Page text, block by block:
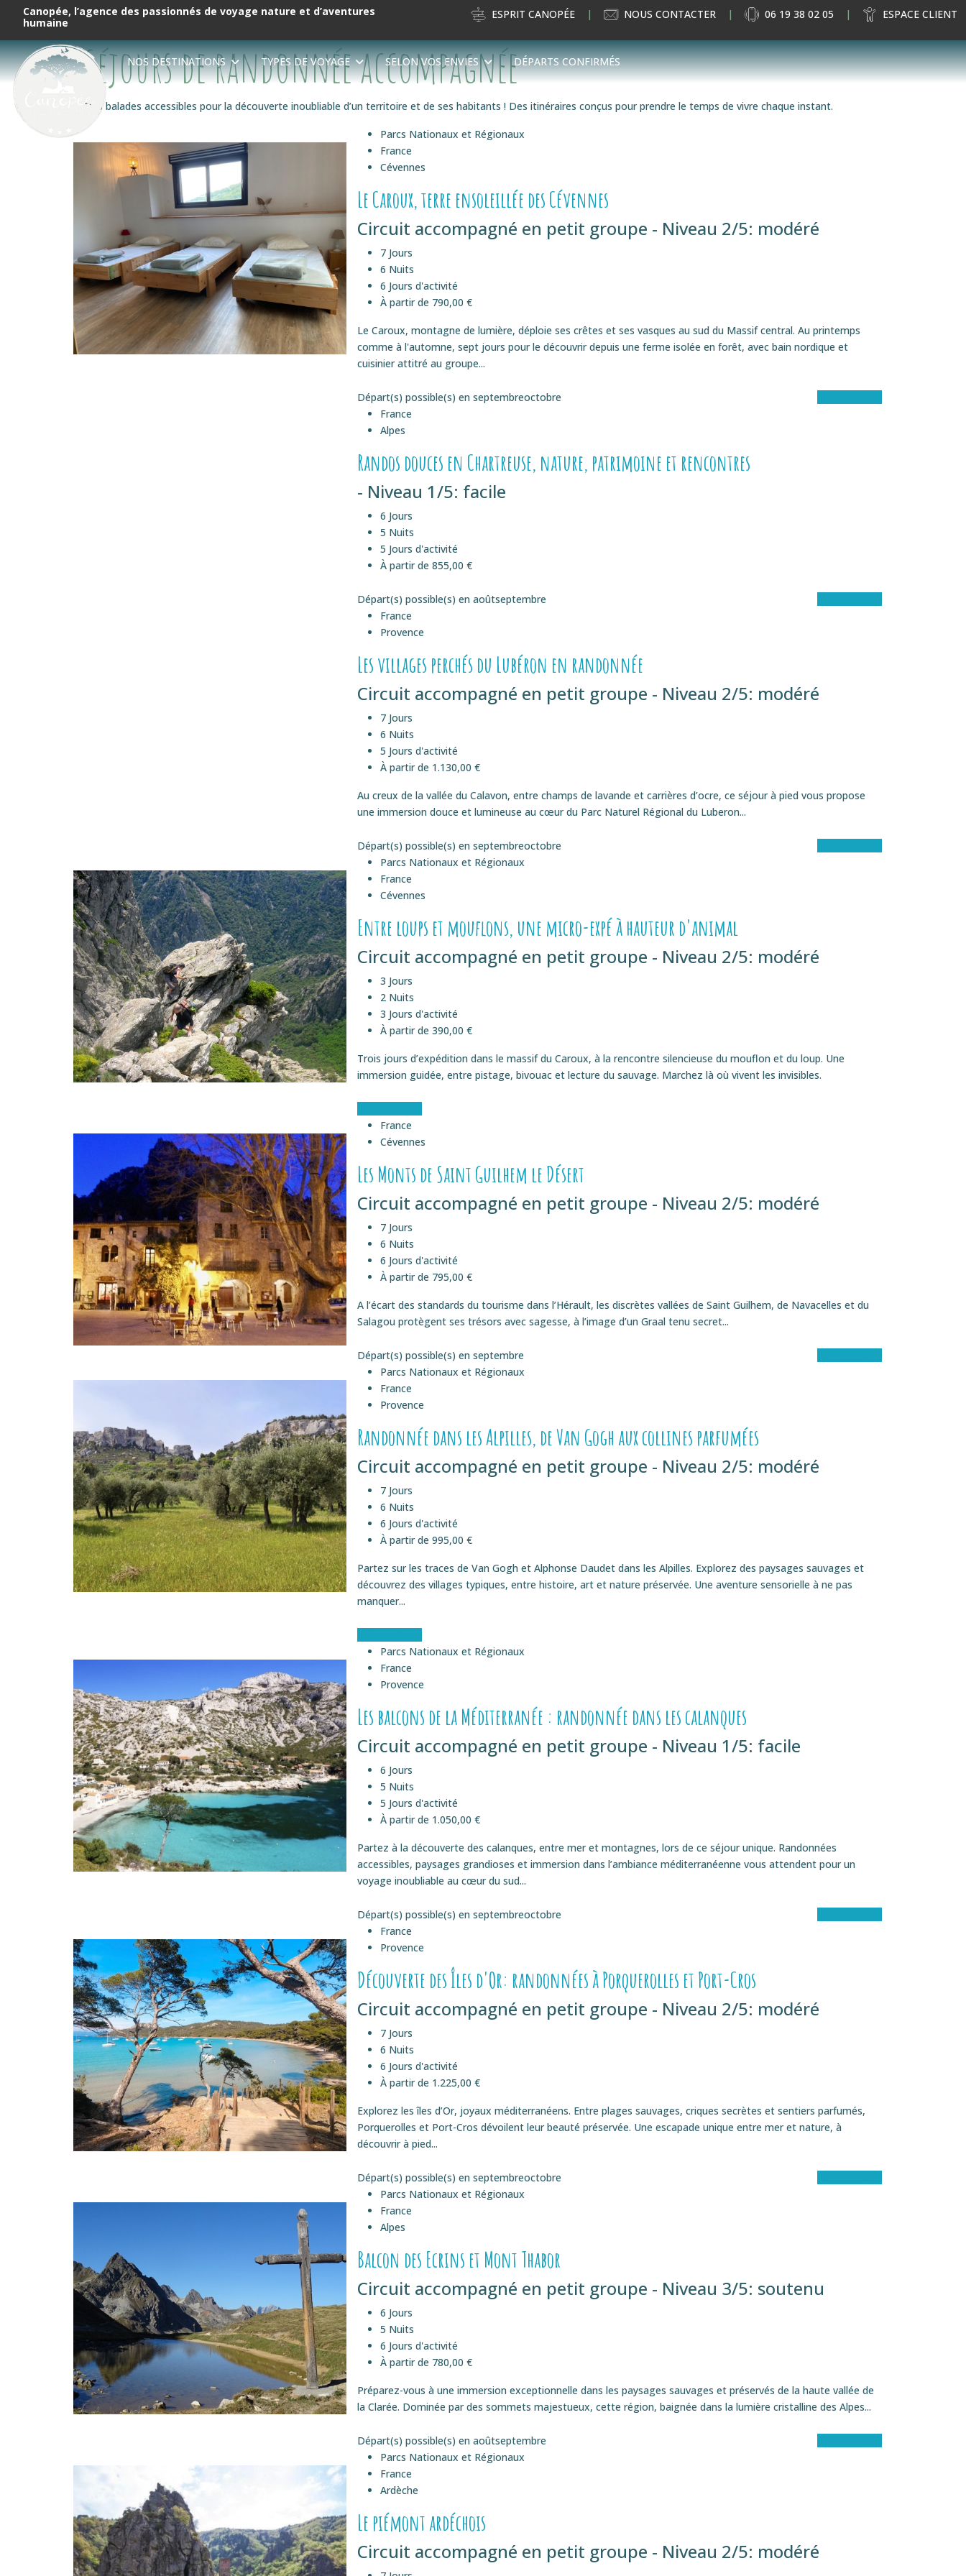
Canopée, l’agence des passionnés de voyage nature et d’aventures
humaine
ESPRIT CANOPÉE NOUS CONTACTER 06 19 38 02 05 ESPACE CLIENT
NOS DESTINATIONS TYPES DE VOYAGE SELON VOS ENVIES DÉPARTS CONFIRMÉS
Séjours de randonnée accompagnée
Des balades accessibles pour la découverte inoubliable d’un territoire et de ses habitants ! Des itinéraires conçus pour prendre le temps de vivre chaque instant.
EN éTOILE
Parcs Nationaux et Régionaux
France
Cévennes
Le Caroux, terre ensoleillée des Cévennes
Circuit accompagné en petit groupe - Niveau 2/5: modéré
7 Jours
6 Nuits
6 Jours d'activité
À partir de 790,00 €
Le Caroux, montagne de lumière, déploie ses crêtes et ses vasques au sud du Massif central. Au printemps
comme à l'automne, sept jours pour le découvrir depuis une ferme isolée en forêt, avec bain nordique et
cuisinier attitré au groupe...
Départ(s) possible(s) en septembreoctobre
France
Alpes
Randos douces en Chartreuse, nature, patrimoine et rencontres
- Niveau 1/5: facile
6 Jours
5 Nuits
5 Jours d'activité
À partir de 855,00 €
Départ(s) possible(s) en aoûtseptembre
France
Provence
Les villages perchés du Lubéron en randonnée
Circuit accompagné en petit groupe - Niveau 2/5: modéré
7 Jours
6 Nuits
5 Jours d'activité
À partir de 1.130,00 €
Au creux de la vallée du Calavon, entre champs de lavande et carrières d’ocre, ce séjour à pied vous propose
une immersion douce et lumineuse au cœur du Parc Naturel Régional du Luberon...
Départ(s) possible(s) en septembreoctobre
Parcs Nationaux et Régionaux
France
Cévennes
Entre loups et mouflons, une micro-expé à hauteur d'animal
Circuit accompagné en petit groupe - Niveau 2/5: modéré
3 Jours
2 Nuits
3 Jours d'activité
À partir de 390,00 €
Trois jours d’expédition dans le massif du Caroux, à la rencontre silencieuse du mouflon et du loup. Une
immersion guidée, entre pistage, bivouac et lecture du sauvage. Marchez là où vivent les invisibles.
France
Cévennes
Les Monts de Saint Guilhem le Désert
Circuit accompagné en petit groupe - Niveau 2/5: modéré
7 Jours
6 Nuits
6 Jours d'activité
À partir de 795,00 €
A l’écart des standards du tourisme dans l’Hérault, les discrètes vallées de Saint Guilhem, de Navacelles et du
Salagou protègent ses trésors avec sagesse, à l’image d’un Graal tenu secret...
Départ(s) possible(s) en septembre
Parcs Nationaux et Régionaux
France
Provence
Randonnée dans les Alpilles, de Van Gogh aux collines parfumées
Circuit accompagné en petit groupe - Niveau 2/5: modéré
7 Jours
6 Nuits
6 Jours d'activité
À partir de 995,00 €
Partez sur les traces de Van Gogh et Alphonse Daudet dans les Alpilles. Explorez des paysages sauvages et
découvrez des villages typiques, entre histoire, art et nature préservée. Une aventure sensorielle à ne pas
manquer...
Parcs Nationaux et Régionaux
France
Provence
Les balcons de la Méditerranée : randonnée dans les calanques
Circuit accompagné en petit groupe - Niveau 1/5: facile
6 Jours
5 Nuits
5 Jours d'activité
À partir de 1.050,00 €
Partez à la découverte des calanques, entre mer et montagnes, lors de ce séjour unique. Randonnées
accessibles, paysages grandioses et immersion dans l’ambiance méditerranéenne vous attendent pour un
voyage inoubliable au cœur du sud...
Départ(s) possible(s) en septembreoctobre
France
Provence
Découverte des Îles d'Or: randonnées à Porquerolles et Port-Cros
Circuit accompagné en petit groupe - Niveau 2/5: modéré
7 Jours
6 Nuits
6 Jours d'activité
À partir de 1.225,00 €
Explorez les îles d’Or, joyaux méditerranéens. Entre plages sauvages, criques secrètes et sentiers parfumés,
Porquerolles et Port-Cros dévoilent leur beauté préservée. Une escapade unique entre mer et nature, à
découvrir à pied...
Départ(s) possible(s) en septembreoctobre
Parcs Nationaux et Régionaux
France
Alpes
Balcon des Ecrins et Mont Thabor
Circuit accompagné en petit groupe - Niveau 3/5: soutenu
6 Jours
5 Nuits
6 Jours d'activité
À partir de 780,00 €
Préparez-vous à une immersion exceptionnelle dans les paysages sauvages et préservés de la haute vallée de
la Clarée. Dominée par des sommets majestueux, cette région, baignée dans la lumière cristalline des Alpes...
Départ(s) possible(s) en aoûtseptembre
Parcs Nationaux et Régionaux
France
Ardèche
Le piémont ardéchois
Circuit accompagné en petit groupe - Niveau 2/5: modéré